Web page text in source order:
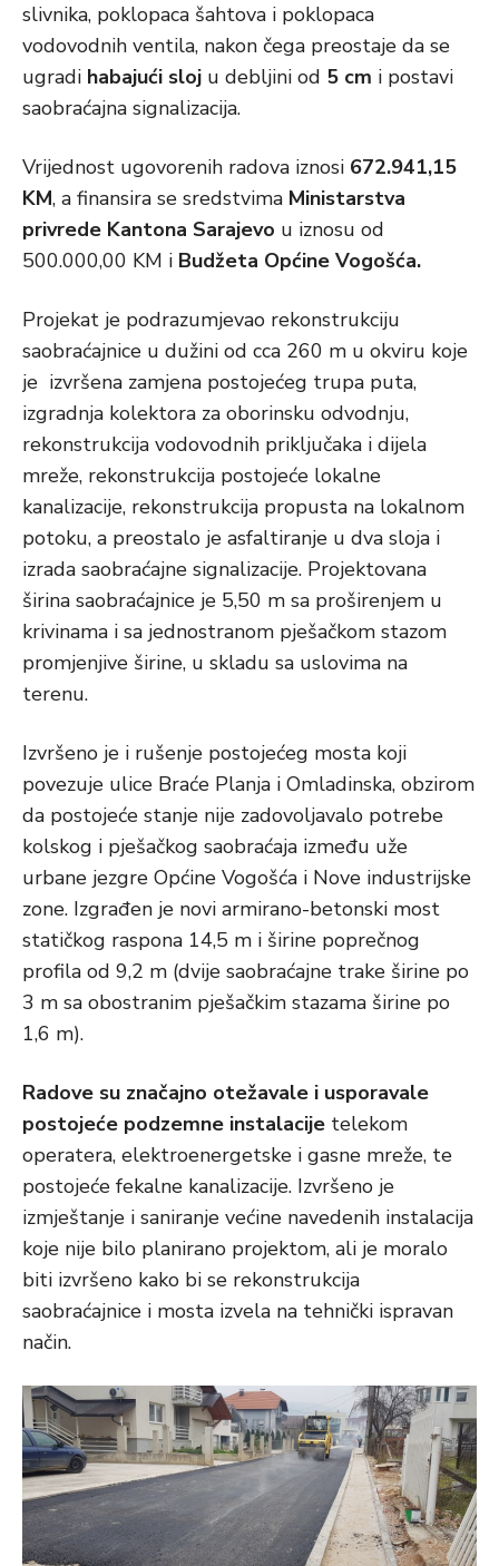
slivnika, poklopaca šahtova i poklopaca
vodovodnih ventila, nakon čega preostaje da se
ugradi habajući sloj u debljini od 5 cm i postavi
saobraćajna signalizacija.
Vrijednost ugovorenih radova iznosi 672.941,15
KM, a finansira se sredstvima Ministarstva
privrede Kantona Sarajevo u iznosu od
500.000,00 KM i Budžeta Općine Vogošća.
Projekat je podrazumjevao rekonstrukciju
saobraćajnice u dužini od cca 260 m u okviru koje
je izvršena zamjena postojećeg trupa puta,
izgradnja kolektora za oborinsku odvodnju,
rekonstrukcija vodovodnih priključaka i dijela
mreže, rekonstrukcija postojeće lokalne
kanalizacije, rekonstrukcija propusta na lokalnom
potoku, a preostalo je asfaltiranje u dva sloja i
izrada saobraćajne signalizacije. Projektovana
širina saobraćajnice je 5,50 m sa proširenjem u
krivinama i sa jednostranom pješačkom stazom
promjenjive širine, u skladu sa uslovima na
terenu.
Izvršeno je i rušenje postojećeg mosta koji
povezuje ulice Braće Planja i Omladinska, obzirom
da postojeće stanje nije zadovoljavalo potrebe
kolskog i pješačkog saobraćaja između uže
urbane jezgre Općine Vogošća i Nove industrijske
zone. Izgrađen je novi armirano-betonski most
statičkog raspona 14,5 m i širine poprečnog
profila od 9,2 m (dvije saobraćajne trake širine po
3 m sa obostranim pješačkim stazama širine po
1,6 m).
Radove su značajno otežavale i usporavale
postojeće podzemne instalacije telekom
operatera, elektroenergetske i gasne mreže, te
postojeće fekalne kanalizacije. Izvršeno je
izmještanje i saniranje većine navedenih instalacija
koje nije bilo planirano projektom, ali je moralo
biti izvršeno kako bi se rekonstrukcija
saobraćajnice i mosta izvela na tehnički ispravan
način.